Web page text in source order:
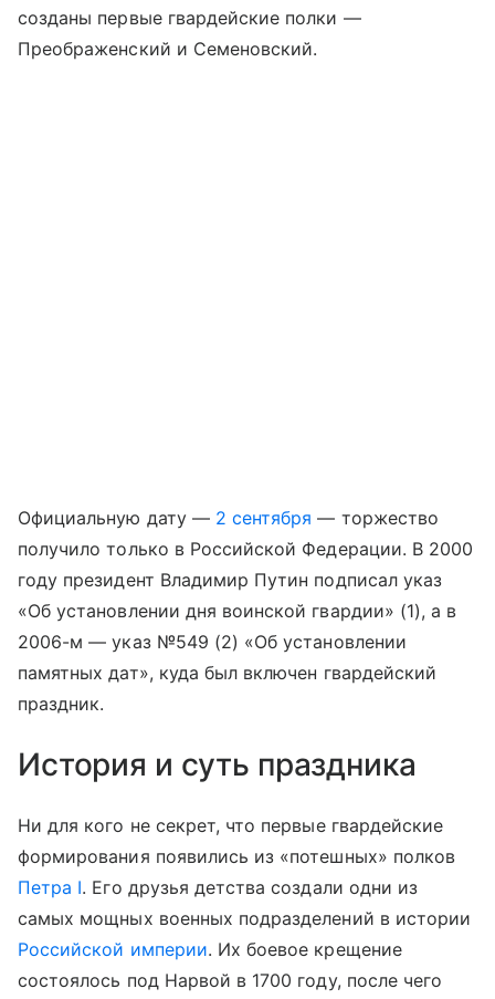
созданы первые гвардейские полки —
Преображенский и Семеновский.
Официальную дату — 2 сентября — торжество
получило только в Российской Федерации. В 2000
году президент Владимир Путин подписал указ
«Об установлении дня воинской гвардии» (1), а в
2006-м — указ №549 (2) «Об установлении
памятных дат», куда был включен гвардейский
праздник.
История и суть праздника
Ни для кого не секрет, что первые гвардейские
формирования появились из «потешных» полков
Петра I. Его друзья детства создали одни из
самых мощных военных подразделений в истории
Российской империи. Их боевое крещение
состоялось под Нарвой в 1700 году, после чего